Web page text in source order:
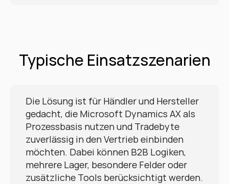
Typische Einsatzszenarien
Die Lösung ist für Händler und Hersteller
gedacht, die Microsoft Dynamics AX als
Prozessbasis nutzen und Tradebyte
zuverlässig in den Vertrieb einbinden
möchten. Dabei können B2B Logiken,
mehrere Lager, besondere Felder oder
zusätzliche Tools berücksichtigt werden.